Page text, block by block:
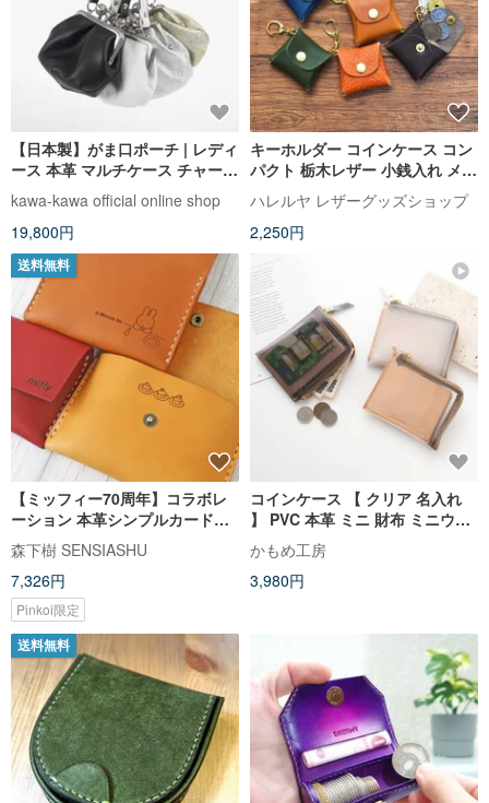
【日本製】がま口ポーチ | レディ
ース 本革 マルチケース チャーム
kawa-kawa
kawa-kawa official online shop
19,800円
キーホルダー コインケース コン
パクト 栃木レザー 小銭入れ メン
ズ レディース キッズ 国産 ギフ
ト ペア 母の日 プレゼント クリ
スマス プレゼント
ハレルヤ レザーグッズショップ
2,250円
送料無料
【ミッフィー70周年】コラボレ
ーション 本革シンプルカードケ
ース コインケース Simple
wallet
森下樹 SENSIASHU
7,326円
Pinkoi限定
コインケース 【 クリア 名入れ
】 PVC 本革 ミニ 財布 ミニウォ
レット カードケース 刻印 ギフト
HP16U
かもめ工房
3,980円
送料無料